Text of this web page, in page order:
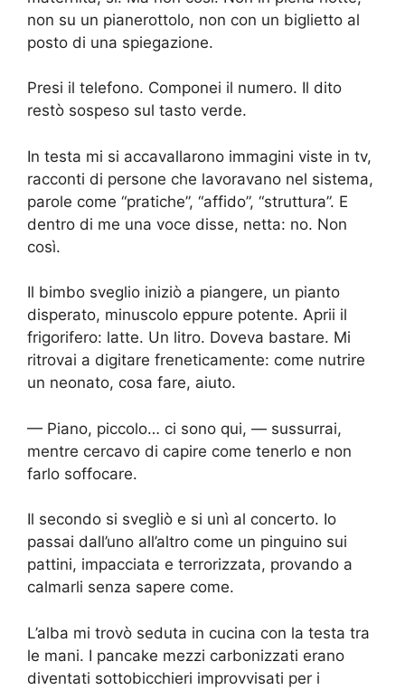
non su un pianerottolo, non con un biglietto al
posto di una spiegazione.
Presi il telefono. Componei il numero. Il dito
restò sospeso sul tasto verde.
In testa mi si accavallarono immagini viste in tv,
racconti di persone che lavoravano nel sistema,
parole come “pratiche”, “affido”, “struttura”. E
dentro di me una voce disse, netta: no. Non
così.
Il bimbo sveglio iniziò a piangere, un pianto
disperato, minuscolo eppure potente. Aprii il
frigorifero: latte. Un litro. Doveva bastare. Mi
ritrovai a digitare freneticamente: come nutrire
un neonato, cosa fare, aiuto.
— Piano, piccolo… ci sono qui, — sussurrai,
mentre cercavo di capire come tenerlo e non
farlo soffocare.
Il secondo si svegliò e si unì al concerto. Io
passai dall’uno all’altro come un pinguino sui
pattini, impacciata e terrorizzata, provando a
calmarli senza sapere come.
L’alba mi trovò seduta in cucina con la testa tra
le mani. I pancake mezzi carbonizzati erano
diventati sottobicchieri improvvisati per i